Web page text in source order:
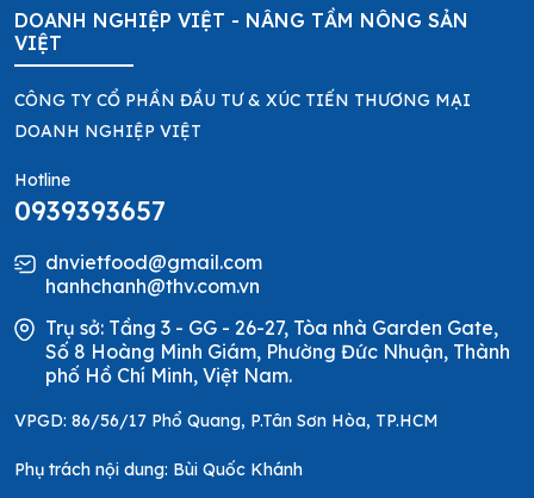
DOANH NGHIỆP VIỆT - NÂNG TẦM NÔNG SẢN
VIỆT
CÔNG TY CỔ PHẦN ĐẦU TƯ & XÚC TIẾN THƯƠNG MẠI
DOANH NGHIỆP VIỆT
Hotline
0939393657
dnvietfood@gmail.com
hanhchanh@thv.com.vn
Trụ sở: Tầng 3 - GG - 26-27, Tòa nhà Garden Gate,
Số 8 Hoàng Minh Giám, Phường Đức Nhuận, Thành
phố Hồ Chí Minh, Việt Nam.
VPGD: 86/56/17 Phổ Quang, P.Tân Sơn Hòa, TP.HCM
Phụ trách nội dung: Bùi Quốc Khánh